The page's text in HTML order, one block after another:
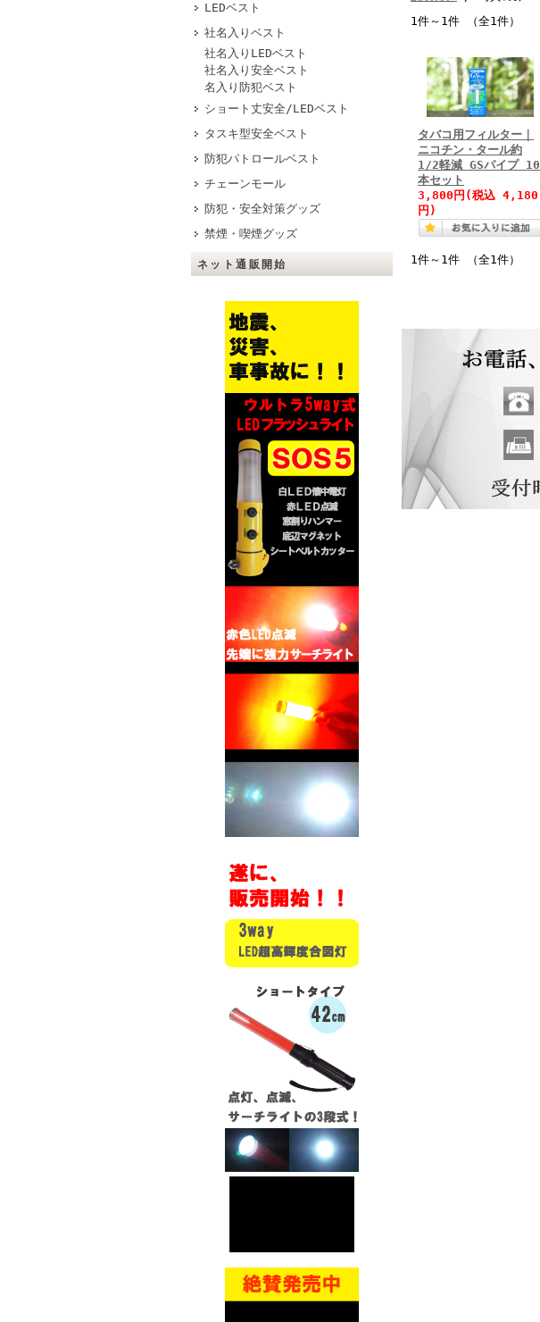
LEDベスト
社名入りベスト
社名入りLEDベスト
社名入り安全ベスト
名入り防犯ベスト
ショート丈安全/LEDベスト
タスキ型安全ベスト
防犯パトロールベスト
チェーンモール
防犯・安全対策グッズ
禁煙・喫煙グッズ
ネット通販開始
1件～1件 （全1件）
タバコ用フィルター｜
ニコチン・タール約
1/2軽減 GSパイプ 10
本セット
3,800円(税込 4,180
円)
1件～1件 （全1件）